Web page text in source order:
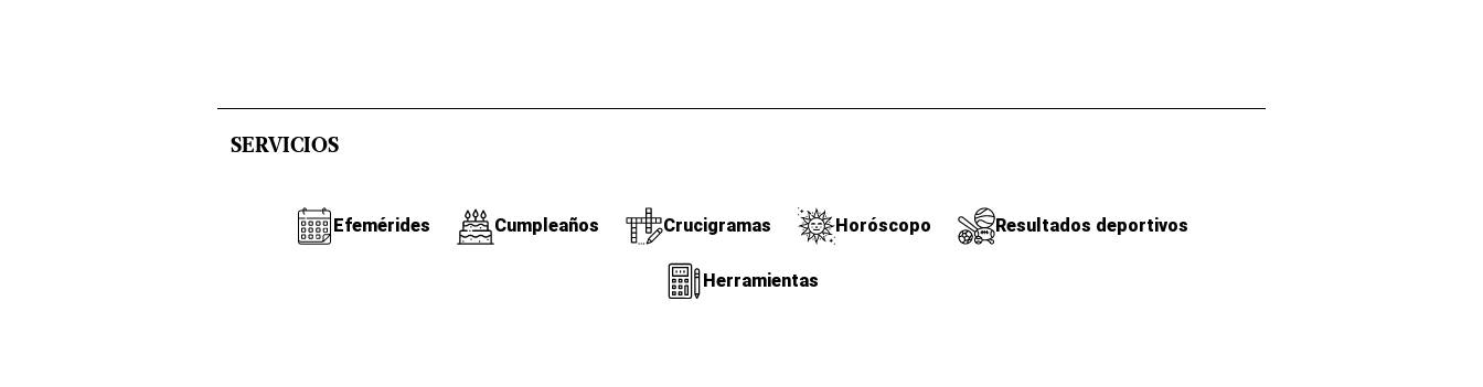
SERVICIOS
Efemérides Cumpleaños Crucigramas Horóscopo Resultados deportivos
Herramientas